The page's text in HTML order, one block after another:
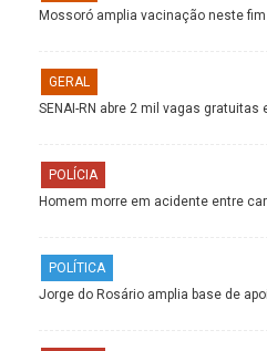
Mossoró amplia vacinação neste
GERAL
SENAI-RN abre 2 mil vagas gratuitas
POLÍCIA
Homem morre em acidente entre
POLÍTICA
Jorge do Rosário amplia base de